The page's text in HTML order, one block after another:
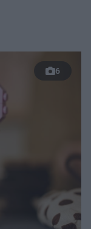
6